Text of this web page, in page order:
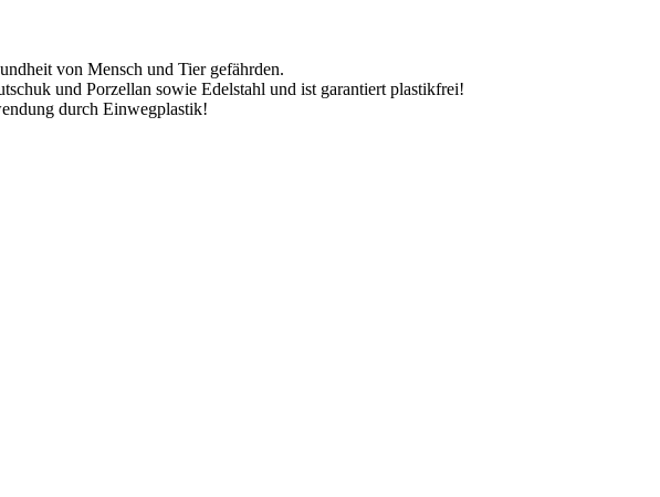
von Mensch und Tier gefährden.
und Porzellan sowie Edelstahl und ist garantiert plastikfrei!
durch Einwegplastik!